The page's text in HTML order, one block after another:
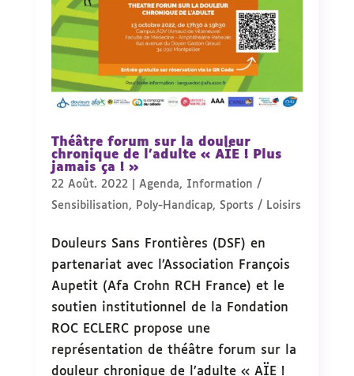
Théâtre forum sur la douleur
chronique de l’adulte « AÏE ! Plus
jamais ça ! »
22 Août. 2022| Agenda, Information /
Sensibilisation, Poly-Handicap, Sports / Loisirs
Douleurs Sans Frontières (DSF) en
partenariat avec l’Association François
Aupetit (Afa Crohn RCH France) et le
soutien institutionnel de la Fondation
ROC ECLERC propose une
représentation de théâtre forum sur la
douleur chronique de l’adulte « AÏE !